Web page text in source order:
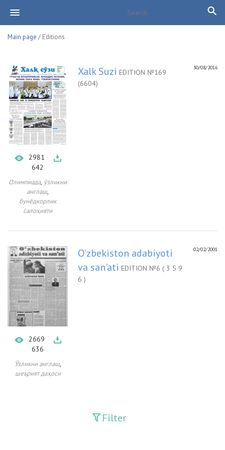
Main page / Editions
2981
642
Олимпиада, ўзликни
англаш,
бунёдкорлик
салоҳияти
30/08/2016
Xalk Suzi EDITION №169
(6604)
2669
636
Ўзликни англаш,
шеърият даҳоси
02/02/2001
O'zbekiston adabiyoti
va san'ati EDITION №6 ( 3 5 9
6 )
Filter